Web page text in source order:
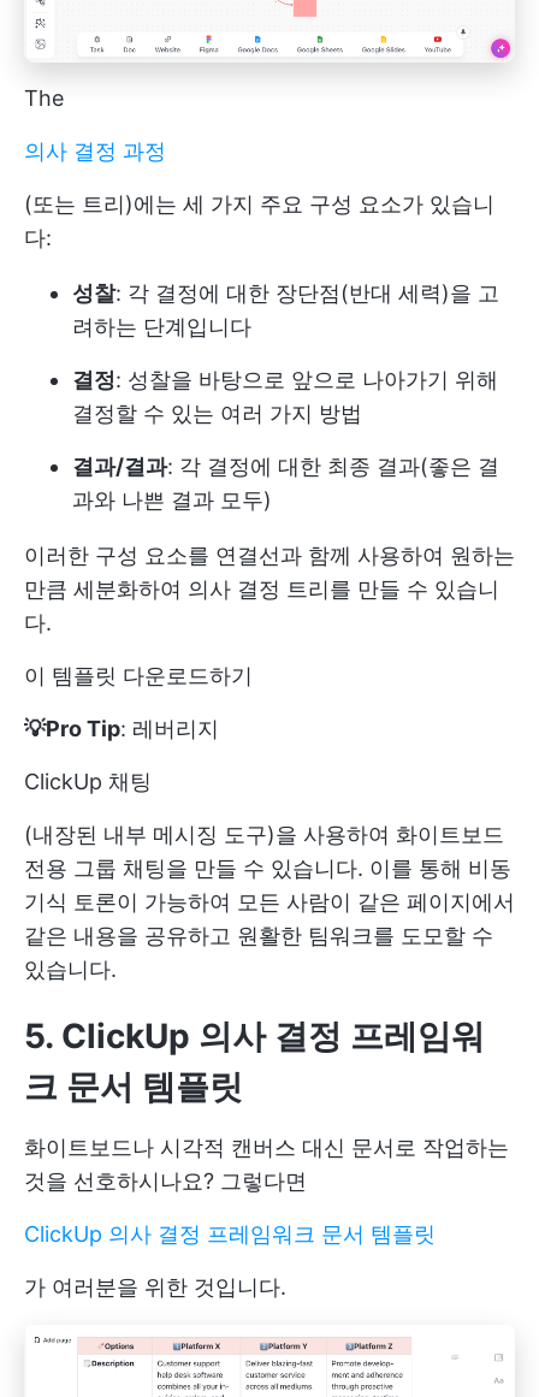
The
의사 결정 과정
(또는 트리)에는 세 가지 주요 구성 요소가 있습니
다:
성찰: 각 결정에 대한 장단점(반대 세력)을 고
려하는 단계입니다
결정: 성찰을 바탕으로 앞으로 나아가기 위해
결정할 수 있는 여러 가지 방법
결과/결과: 각 결정에 대한 최종 결과(좋은 결
과와 나쁜 결과 모두)
이러한 구성 요소를 연결선과 함께 사용하여 원하는
만큼 세분화하여 의사 결정 트리를 만들 수 있습니
다.
이 템플릿 다운로드하기
💡Pro Tip: 레버리지
ClickUp 채팅
(내장된 내부 메시징 도구)을 사용하여 화이트보드
전용 그룹 채팅을 만들 수 있습니다. 이를 통해 비동
기식 토론이 가능하여 모든 사람이 같은 페이지에서
같은 내용을 공유하고 원활한 팀워크를 도모할 수
있습니다.
5. ClickUp 의사 결정 프레임워
크 문서 템플릿
화이트보드나 시각적 캔버스 대신 문서로 작업하는
것을 선호하시나요? 그렇다면
ClickUp 의사 결정 프레임워크 문서 템플릿
가 여러분을 위한 것입니다.